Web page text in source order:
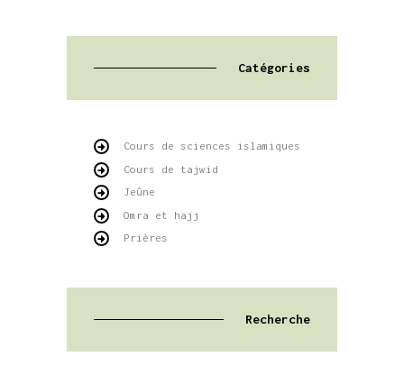
Catégories
Cours de sciences islamiques
Cours de tajwid
Jeûne
Omra et hajj
Prières
Recherche